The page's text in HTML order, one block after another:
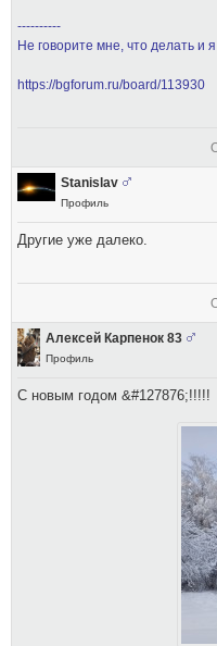
----------
Не говорите мне, что делать и
https://bgforum.ru/board/113930
Stanislav
Профиль
Другие уже далеко.
Алексей Карпенок 83
Профиль
С новым годом &#127876;!!!!!